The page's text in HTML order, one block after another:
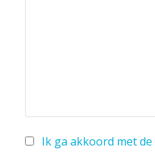
Ik ga akkoord met de